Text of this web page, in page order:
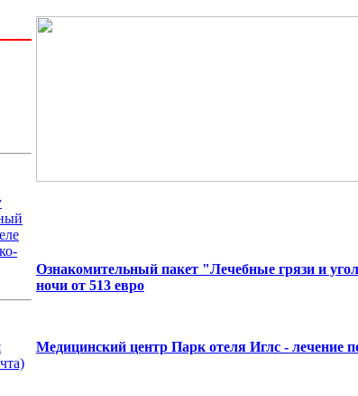
Ознакомительный пакет "Лечебные грязи и
ночи от 513 евро
Медицинский центр Парк отеля Иглс - лечение